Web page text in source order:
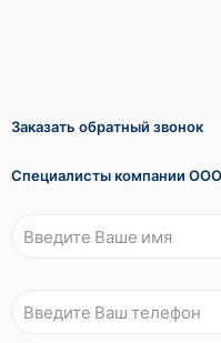
Заказать обратный звонок
Специалисты компании